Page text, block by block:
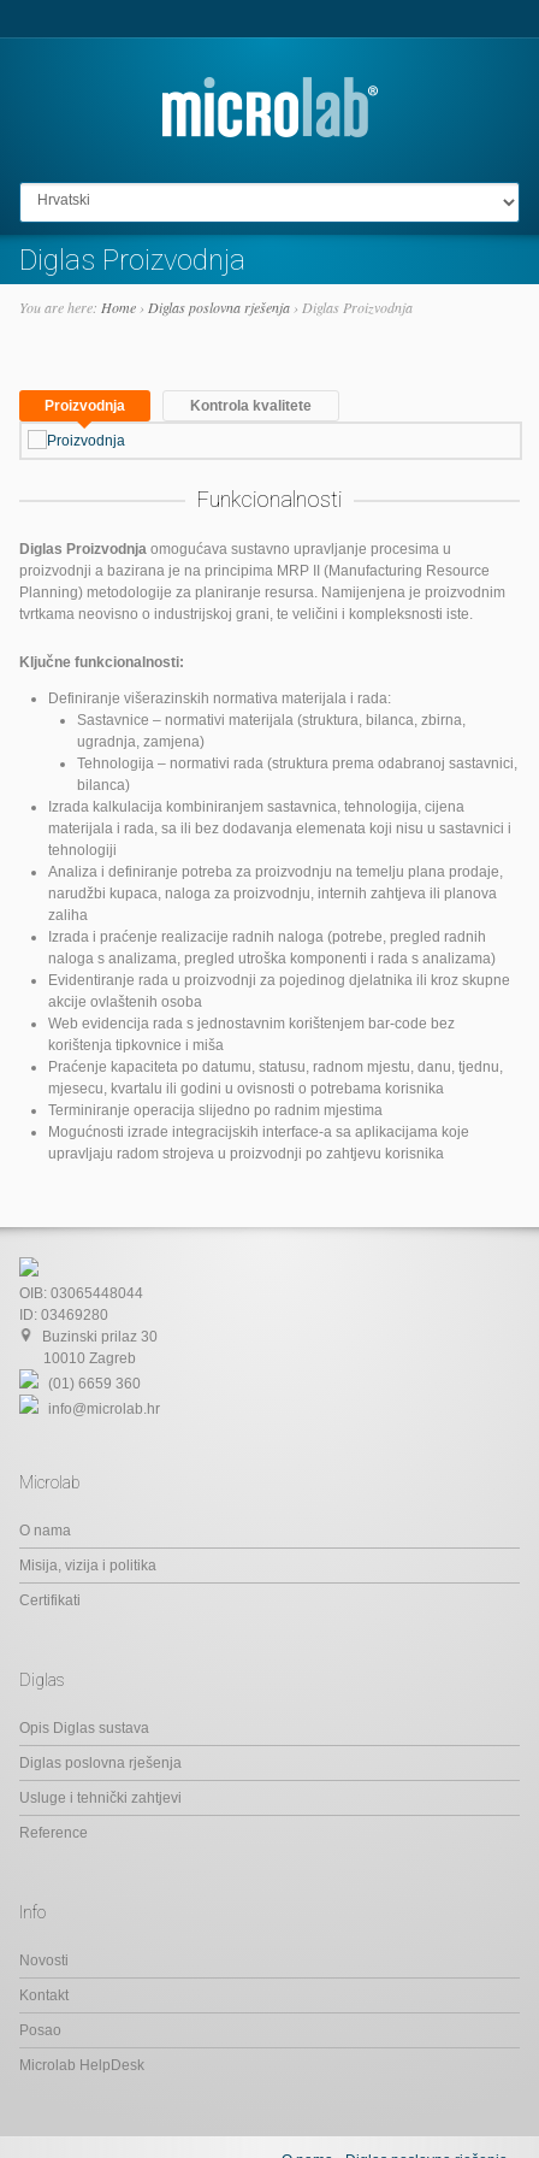
Go to:
Diglas Proizvodnja
You are here: Home› Diglas poslovna rješenja› Diglas Proizvodnja
Proizvodnja Kontrola kvalitete
Funkcionalnosti
Diglas Proizvodnjaomogućava sustavno upravljanje procesima u
proizvodnji a bazirana je na principima MRP II (Manufacturing Resource
Planning) metodologije za planiranje resursa. Namijenjena je proizvodnim
tvrtkama neovisno o industrijskoj grani, te veličini i kompleksnosti iste.
Ključne funkcionalnosti:
Definiranje višerazinskih normativa materijala i rada:
Sastavnice – normativi materijala (struktura, bilanca, zbirna,
ugradnja, zamjena)
Tehnologija – normativi rada (struktura prema odabranoj sastavnici,
bilanca)
Izrada kalkulacija kombiniranjem sastavnica, tehnologija, cijena
materijala i rada, sa ili bez dodavanja elemenata koji nisu u sastavnici i
tehnologiji
Analiza i definiranje potreba za proizvodnju na temelju plana prodaje,
narudžbi kupaca, naloga za proizvodnju, internih zahtjeva ili planova
zaliha
Izrada i praćenje realizacije radnih naloga (potrebe, pregled radnih
naloga s analizama, pregled utroška komponenti i rada s analizama)
Evidentiranje rada u proizvodnji za pojedinog djelatnika ili kroz skupne
akcije ovlaštenih osoba
Web evidencija rada s jednostavnim korištenjem bar-code bez
korištenja tipkovnice i miša
Praćenje kapaciteta po datumu, statusu, radnom mjestu, danu, tjednu,
mjesecu, kvartalu ili godini u ovisnosti o potrebama korisnika
Terminiranje operacija slijedno po radnim mjestima
Mogućnosti izrade integracijskih interface-a sa aplikacijama koje
upravljaju radom strojeva u proizvodnji po zahtjevu korisnika
OIB: 03065448044
ID: 03469280
Buzinski prilaz 30
10010 Zagreb
(01) 6659 360
info@microlab.hr
Microlab
O nama
Misija, vizija i politika
Certifikati
Diglas
Opis Diglas sustava
Diglas poslovna rješenja
Usluge i tehnički zahtjevi
Reference
Info
Novosti
Kontakt
Posao
Microlab HelpDesk